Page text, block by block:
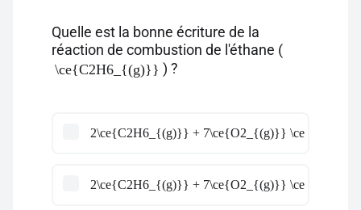
Quelle est la bonne écriture de la
réaction de combustion de l'éthane (
\ce{C2H6_{(g)}} ) ?
2\ce{C2H6_{(g)}} + 7\ce{O2_{(g)}} \ce{->}
2\ce{C2H6_{(g)}} + 7\ce{O2_{(g)}} \ce{->}